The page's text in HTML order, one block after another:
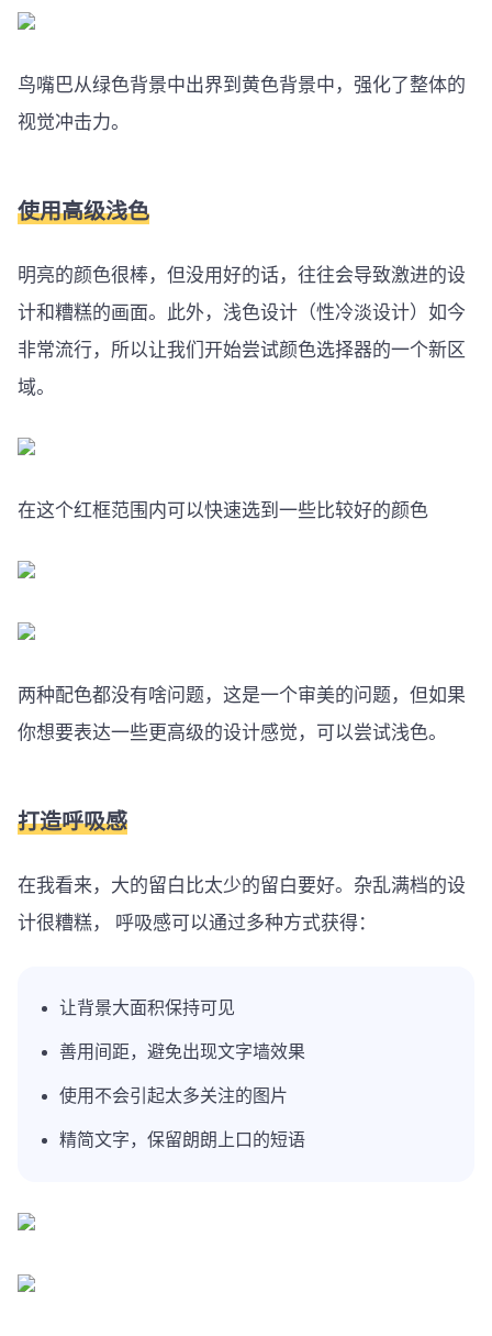
鸟嘴巴从绿色背景中出界到黄色背景中，强化了整体的
视觉冲击力。
使用高级浅色
明亮的颜色很棒，但没用好的话，往往会导致激进的设
计和糟糕的画面。此外，浅色设计（性冷淡设计）如今
非常流行，所以让我们开始尝试颜色选择器的一个新区
域。
在这个红框范围内可以快速选到一些比较好的颜色
两种配色都没有啥问题，这是一个审美的问题，但如果
你想要表达一些更高级的设计感觉，可以尝试浅色。
打造呼吸感
在我看来，大的留白比太少的留白要好。杂乱满档的设
计很糟糕， 呼吸感可以通过多种方式获得：
让背景大面积保持可见
善用间距，避免出现文字墙效果
使用不会引起太多关注的图片
精简文字，保留朗朗上口的短语